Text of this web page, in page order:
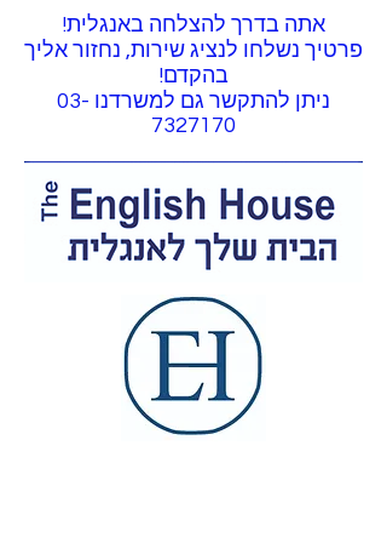
אתה בדרך להצלחה באנגלית!
פרטיך נשלחו לנציג שירות, נחזור אליך
בהקדם!
ניתן להתקשר גם למשרדנו 03-
7327170